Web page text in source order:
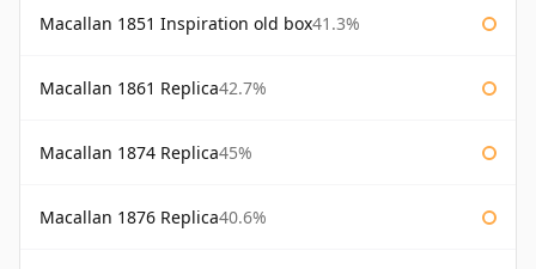
Macallan 1851 Inspiration old box41.3%
Macallan 1861 Replica42.7%
Macallan 1874 Replica45%
Macallan 1876 Replica40.6%